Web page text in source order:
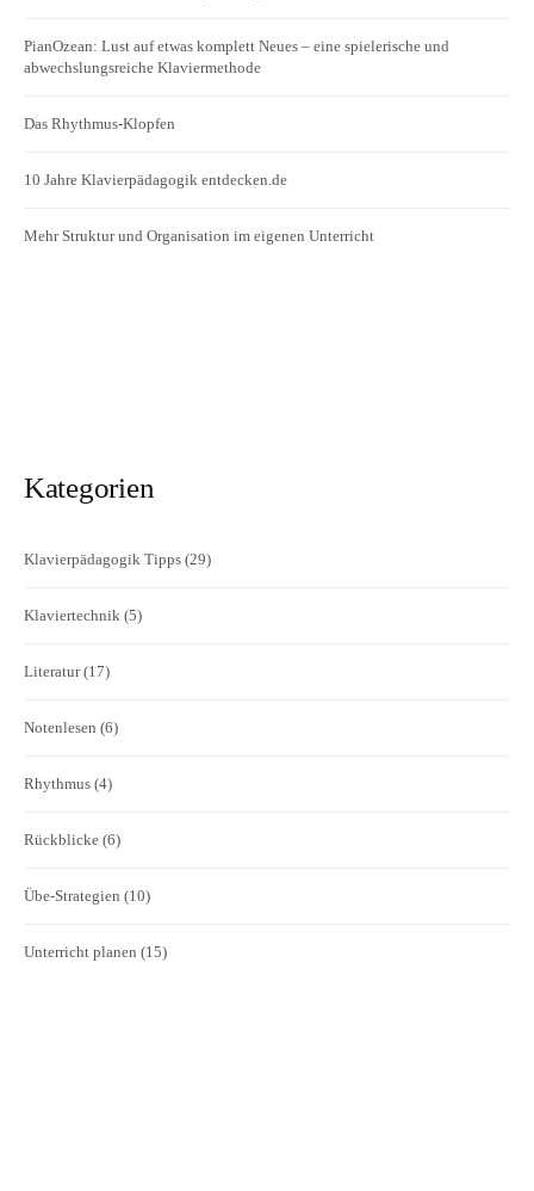
PianOzean: Lust auf etwas komplett Neues – eine spielerische und
abwechslungsreiche Klaviermethode
Das Rhythmus-Klopfen
10 Jahre Klavierpädagogik entdecken.de
Mehr Struktur und Organisation im eigenen Unterricht
Kategorien
Klavierpädagogik Tipps (29)
Klaviertechnik (5)
Literatur(17)
Notenlesen (6)
Rhythmus (4)
Rückblicke (6)
Übe-Strategien (10)
Unterricht planen (15)